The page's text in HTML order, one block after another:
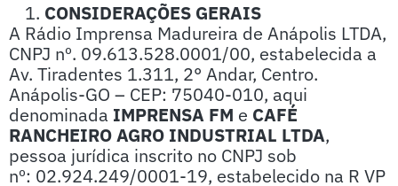
CONSIDERAÇÕES GERAIS
A Rádio Imprensa Madureira de Anápolis LTDA,
CNPJ nº. 09.613.528.0001/00, estabelecida a
Av. Tiradentes 1.311, 2° Andar, Centro.
Anápolis-GO – CEP: 75040-010, aqui
denominada IMPRENSA FM e CAFÉ
RANCHEIRO AGRO INDUSTRIAL LTDA,
pessoa jurídica inscrito no CNPJ sob
nº: 02.924.249/0001-19, estabelecido na R VP